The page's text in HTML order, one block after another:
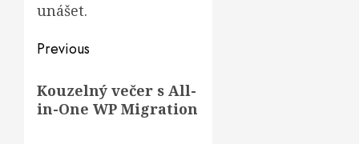
unášet.
Post
navigation
Previous
post:
Kouzelný večer s All-
in-One WP Migration